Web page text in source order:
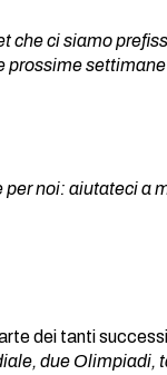
che ci siamo
prossime
noi: aiutateci a
dei tanti
due Olimpiadi,